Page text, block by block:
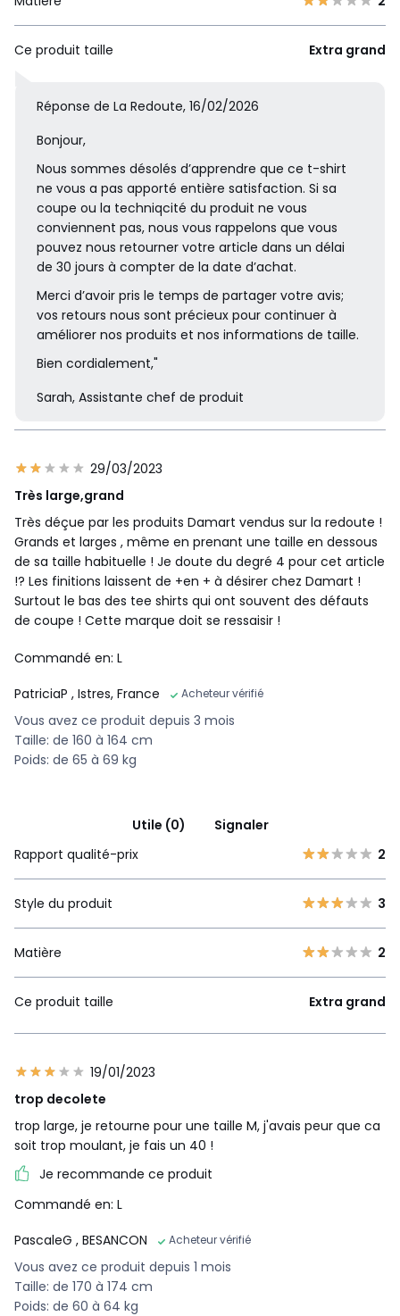
Ce produit taille Extra grand
Réponse de La Redoute, 16/02/2026
Bonjour,
Nous sommes désolés d’apprendre que ce t-shirt
ne vous a pas apporté entière satisfaction. Si sa
coupe ou la techniqcité du produit ne vous
conviennent pas, nous vous rappelons que vous
pouvez nous retourner votre article dans un délai
de 30 jours à compter de la date d’achat.
Merci d’avoir pris le temps de partager votre avis;
vos retours nous sont précieux pour continuer à
améliorer nos produits et nos informations de taille.
Bien cordialement,"
Sarah, Assistante chef de produit
29/03/2023
Très large,grand
Très déçue par les produits Damart vendus sur la redoute !
Grands et larges , même en prenant une taille en dessous
de sa taille habituelle ! Je doute du degré 4 pour cet article
!? Les finitions laissent de +en + à désirer chez Damart !
Surtout le bas des tee shirts qui ont souvent des défauts
de coupe ! Cette marque doit se ressaisir !
Commandé en: L
PatriciaP , Istres, France Acheteur vérifié
Vous avez ce produit depuis 3 mois
Taille: de 160 à 164 cm
Poids: de 65 à 69 kg
Utile (0)
Signaler
Rapport qualité-prix
2
Style du produit 3
Matière 2
Ce produit taille Extra grand
19/01/2023
trop decolete
trop large, je retourne pour une taille M, j'avais peur que ca
soit trop moulant, je fais un 40 !
Je recommande ce produit
Commandé en: L
PascaleG , BESANCON Acheteur vérifié
Vous avez ce produit depuis 1 mois
Taille: de 170 à 174 cm
Poids: de 60 à 64 kg